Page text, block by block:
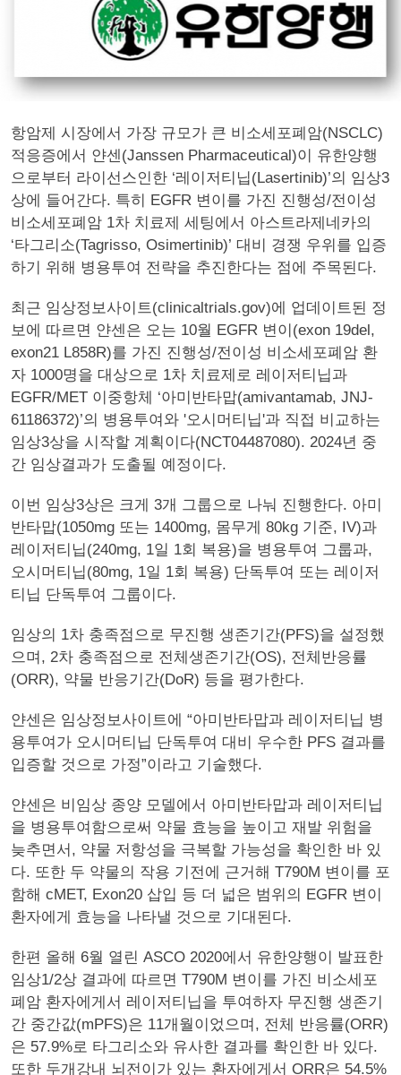
항암제 시장에서 가장 규모가 큰 비소세포폐암(NSCLC)
적응증에서 얀센(Janssen Pharmaceutical)이 유한양행
으로부터 라이선스인한 ‘레이저티닙(Lasertinib)’의 임상3
상에 들어간다. 특히 EGFR 변이를 가진 진행성/전이성
비소세포폐암 1차 치료제 세팅에서 아스트라제네카의
‘타그리소(Tagrisso, Osimertinib)’ 대비 경쟁 우위를 입증
하기 위해 병용투여 전략을 추진한다는 점에 주목된다.
최근 임상정보사이트(clinicaltrials.gov)에 업데이트된 정
보에 따르면 얀센은 오는 10월 EGFR 변이(exon 19del,
exon21 L858R)를 가진 진행성/전이성 비소세포폐암 환
자 1000명을 대상으로 1차 치료제로 레이저티닙과
EGFR/MET 이중항체 ‘아미반타맙(amivantamab, JNJ-
61186372)’의 병용투여와 '오시머티닙'과 직접 비교하는
임상3상을 시작할 계획이다(NCT04487080). 2024년 중
간 임상결과가 도출될 예정이다.
이번 임상3상은 크게 3개 그룹으로 나눠 진행한다. 아미
반타맙(1050mg 또는 1400mg, 몸무게 80kg 기준, IV)과
레이저티닙(240mg, 1일 1회 복용)을 병용투여 그룹과,
오시머티닙(80mg, 1일 1회 복용) 단독투여 또는 레이저
티닙 단독투여 그룹이다.
임상의 1차 충족점으로 무진행 생존기간(PFS)을 설정했
으며, 2차 충족점으로 전체생존기간(OS), 전체반응률
(ORR), 약물 반응기간(DoR) 등을 평가한다.
얀센은 임상정보사이트에 “아미반타맙과 레이저티닙 병
용투여가 오시머티닙 단독투여 대비 우수한 PFS 결과를
입증할 것으로 가정”이라고 기술했다.
얀센은 비임상 종양 모델에서 아미반타맙과 레이저티닙
을 병용투여함으로써 약물 효능을 높이고 재발 위험을
늦추면서, 약물 저항성을 극복할 가능성을 확인한 바 있
다. 또한 두 약물의 작용 기전에 근거해 T790M 변이를 포
함해 cMET, Exon20 삽입 등 더 넓은 범위의 EGFR 변이
환자에게 효능을 나타낼 것으로 기대된다.
한편 올해 6월 열린 ASCO 2020에서 유한양행이 발표한
임상1/2상 결과에 따르면 T790M 변이를 가진 비소세포
폐암 환자에게서 레이저티닙을 투여하자 무진행 생존기
간 중간값(mPFS)은 11개월이었으며, 전체 반응률(ORR)
은 57.9%로 타그리소와 유사한 결과를 확인한 바 있다.
또한 두개강내 뇌전이가 있는 환자에게서 ORR은 54.5%